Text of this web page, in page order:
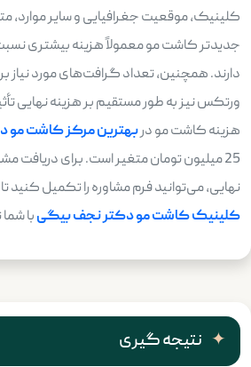
کلینیک، موقعیت جغرافیایی و سایر
جدیدتر کاشت مو معمولاً هزینه بیشتری
دارند. همچنین، تعداد گرافت‌های مورد
ورتکس نیز به طور مستقیم بر هزینه نهایی
هزینه کاشت مو دربهترین مرکز کاشت مو
25 میلیون تومان متغیر است. برای دریافت
نهایی، می‌توانید فرم مشاوره را تکمیل کنید
کلینیک کاشت مو دکتر نجف بیگیبا
نتیجه گیری